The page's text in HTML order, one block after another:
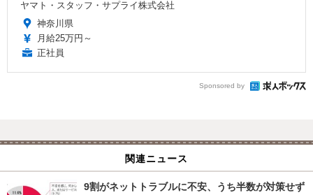
ヤマト・スタッフ・サプライ株式会社
神奈川県
月給25万円～
正社員
Sponsored by
関連ニュース
9割がネットトラブルに不安、うち半数が対策せず